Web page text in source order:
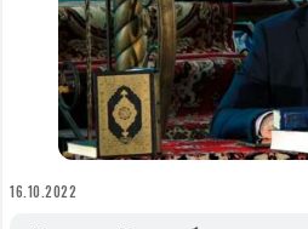
16.10.2022